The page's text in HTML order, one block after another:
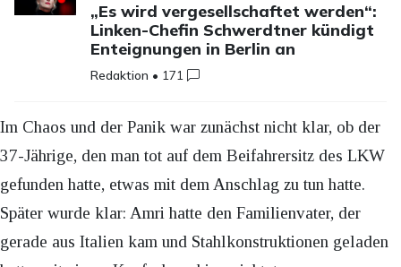
„Es wird vergesellschaftet werden“:
Linken-Chefin Schwerdtner kündigt
Enteignungen in Berlin an
Redaktion • 171
Im Chaos und der Panik war zunächst nicht klar, ob der
37-Jährige, den man tot auf dem Beifahrersitz des LKW
gefunden hatte, etwas mit dem Anschlag zu tun hatte.
Später wurde klar: Amri hatte den Familienvater, der
gerade aus Italien kam und Stahlkonstruktionen geladen